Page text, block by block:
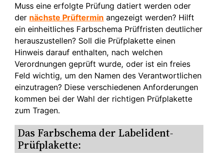
Muss eine erfolgte Prüfung datiert werden oder
der nächste Prüftermin angezeigt werden? Hilft
ein einheitliches Farbschema Prüffristen deutlicher
herauszustellen? Soll die Prüfplakette einen
Hinweis darauf enthalten, nach welchen
Verordnungen geprüft wurde, oder ist ein freies
Feld wichtig, um den Namen des Verantwortlichen
einzutragen? Diese verschiedenen Anforderungen
kommen bei der Wahl der richtigen Prüfplakette
zum Tragen.
Das Farbschema der Labelident-
Prüfplakette: